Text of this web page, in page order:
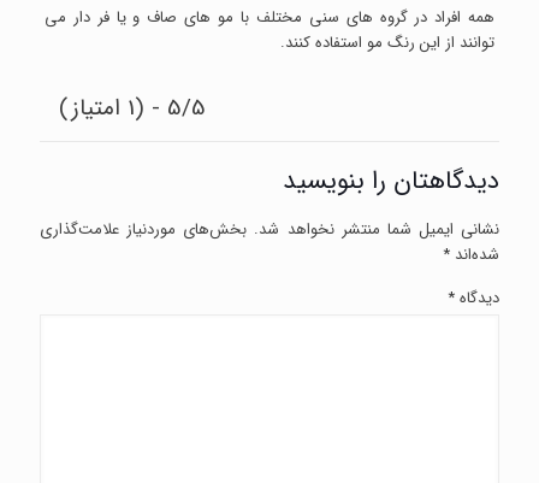
همه افراد در گروه های سنی مختلف با مو های صاف و یا فر دار می
توانند از این رنگ مو استفاده کنند.
5/5 - (1 امتیاز)
دیدگاهتان را بنویسید
نشانی ایمیل شما منتشر نخواهد شد. بخش‌های موردنیاز علامت‌گذاری
شده‌اند *
دیدگاه*